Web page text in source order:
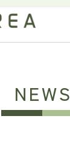
NEWS